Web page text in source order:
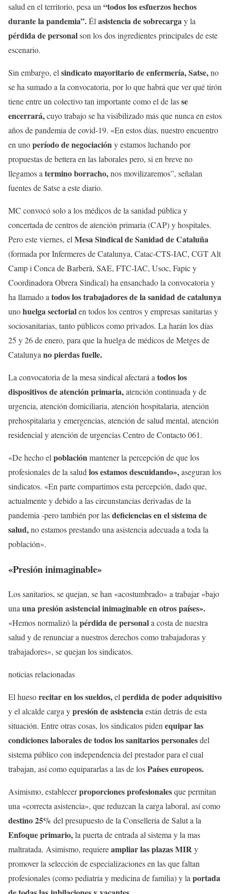
salud en el territorio, pesa un “todos los esfuerzos hechos
durante la pandemia”.Él asistencia de sobrecargay la
pérdida de personalson los dos ingredientes principales de este
escenario.
Sin embargo, el sindicato mayoritario de enfermería, Satse,no
se ha sumado a la convocatoria, por lo que habrá que ver qué tirón
tiene entre un colectivo tan importante como el de lasse
encerrará,cuyo trabajo se ha visibilizado más que nunca en estos
años de pandemia de covid-19. «En estos días, nuestro encuentro
en unoperíodo de negociacióny estamos luchando por
propuestas de bettera en las laborales pero, si en breve no
llegamos a termino borracho,nos movilizaremos”, señalan
fuentes de Satse a este diario.
MC convocó solo a los médicos de la sanidad pública y
concertada de centros de atención primaria (CAP) y hospitales.
Pero este viernes, el Mesa Sindical de Sanidad de Cataluña
(formada por Infermeres de Catalunya, Catac-CTS-IAC, CGT Alt
Camp i Conca de Barberà, SAE, FTC-IAC, Usoc, Fapic y
Coordinadora Obrera Sindical) ha ensanchado la convocatoria y
ha llamado a todos los trabajadores de la sanidad de catalunya
unohuelga sectorialen todos los centros y empresas sanitarias y
sociosanitarias, tanto públicos como privados. La harán los días
25 y 26 de enero, para que la huelga de médicos de Metges de
Catalunya no pierdas fuelle.
La convocatoria de la mesa sindical afectará a todos los
dispositivos de atención primaria,atención continuada y de
urgencia, atención domiciliaria, atención hospitalaria, atención
prehospitalaria y emergencias, atención de salud mental, atención
residencial y atención de urgencias Centro de Contacto 061.
«De hecho el poblaciónmantener la percepción de que los
profesionales de la salud los estamos descuidando»,aseguran los
sindicatos. «En parte compartimos esta percepción, dado que,
actualmente y debido a las circunstancias derivadas de la
pandemia -pero también por lasdeficiencias en el sistema de
salud,no estamos prestando una asistencia adecuada a toda la
población».
«Presión inimaginable»
Los sanitarios, se quejan, se han «acostumbrado» a trabajar «bajo
unauna presión asistencial inimaginable en otros países».
«Hemos normalizó lapérdida de personala costa de nuestra
salud y de renunciar a nuestros derechos como trabajadoras y
trabajadores», se quejan los sindicatos.
noticias relacionadas
El huesorecitar en los sueldos,elperdida de poder adquisitivo
y el alcalde carga ypresión de asistenciaestán detrás de esta
situación. Entre otras cosas, los sindicatos pidenequipar las
condiciones laborales de todos los sanitarios personalesdel
sistema público con independencia del prestador para el cual
trabajan, así como equipararlas a las de losPaíses europeos.
Asimismo, establecerproporciones profesionalesque permitan
una «correcta asistencia», que reduzcan la carga laboral, así como
destino 25% del presupuesto de la Conselleria de Salut a la
Enfoque primario,la puerta de entrada al sistema y la mas
maltratada. Asimismo, requiereampliar las plazas MIRy
promover la selección de especializaciones en las que faltan
profesionales (como pediatría y medicina de familia) y laportada